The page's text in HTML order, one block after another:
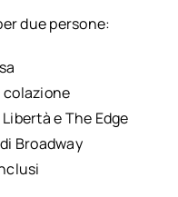
due persone:
e The Edge
Broadway